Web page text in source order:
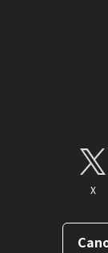
X